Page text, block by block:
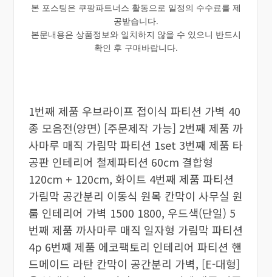
본 포스팅은 쿠팡파트너스 활동으로 일정의 수수료를 제
공받습니다.
본문내용은 상품정보와 일치하지 않을 수 있으니 반드시
확인 후 구매바랍니다.
1번째 제품 우브라이프 접이식 파티션 가벽 40
종 모음전(양면) [주문제작 가능] 2번째 제품 까
사마루 매직 가림막 파티션 1set 3번째 제품 타
공판 인테리어 철제파티션 60cm 결합형
120cm + 120cm, 화이트 4번째 제품 파티션
가림막 공간분리 이동식 원목 칸막이 사무실 원
룸 인테리어 가벽 1500 1800, 우드색(단일) 5
번째 제품 까사마루 매직 일자형 가림막 파티션
4p 6번째 제품 에코팩토리 인테리어 파티션 핸
드메이드 라탄 칸막이 공간분리 가벽, [E-대형]